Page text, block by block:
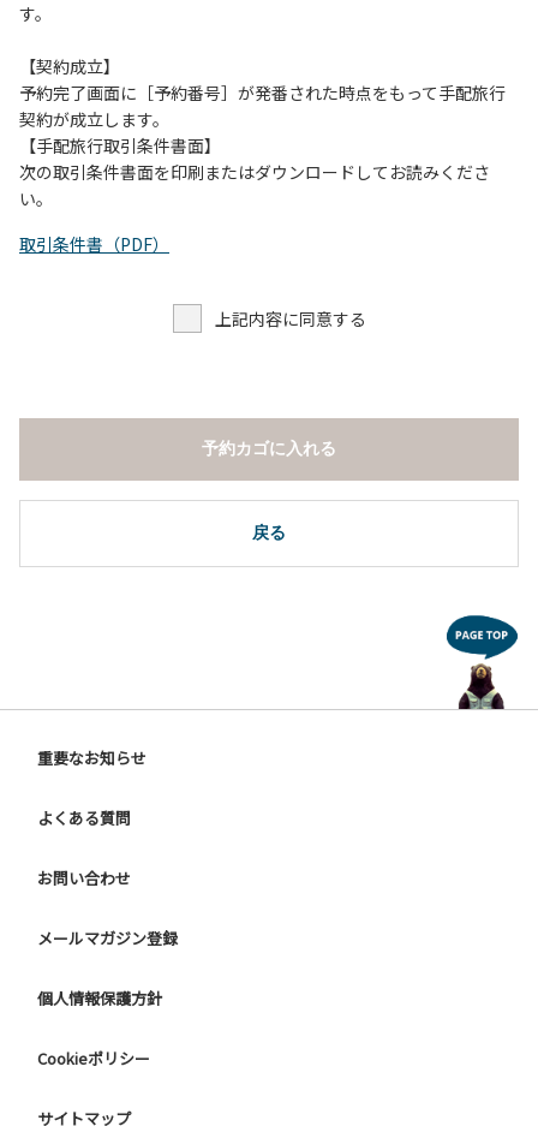
願いします。
・トイレは各客室のトイレをご利用ください。
※緊急時以外の食堂のトイレの使用は禁止とさせていただき
ます。
す。
【契約成立】
予約完了画面に［予約番号］が発番された時点をもって手配旅行
契約が成立します。
【手配旅行取引条件書面】
次の取引条件書面を印刷またはダウンロードしてお読みくださ
い。
取引条件書（PDF）
上記内容に同意する
戻る
予約カゴに入れる
重要なお知らせ
よくある質問
お問い合わせ
メールマガジン登録
個人情報保護方針
Cookieポリシー
サイトマップ